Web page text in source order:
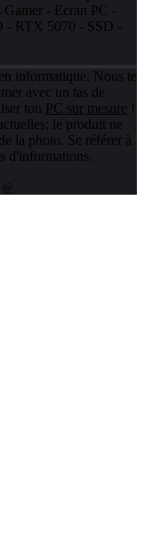
Gamer - Ecran PC -
- RTX 5070 - SSD -
informatique. Nous te
avec un tas de
ton PC sur mesure !
le produit ne
la photo. Se référer à
d'informations.